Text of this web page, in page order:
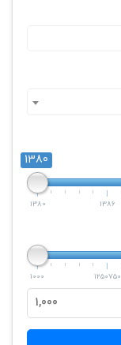
1380
1380 1386
1000 1250750
1,000